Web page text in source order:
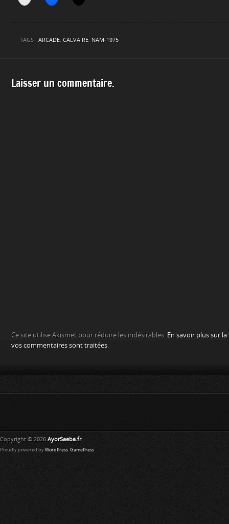
TAGS : ARCADE, CALVAIRE, NAM-1975
Laisser un commentaire.
Ce site utilise Akismet pour réduire les indésirables. En savoir plus sur
vos commentaires sont traitées.
Copyright © 2026 AyorSaeba.fr
Proudly powered by WordPress. GamePress